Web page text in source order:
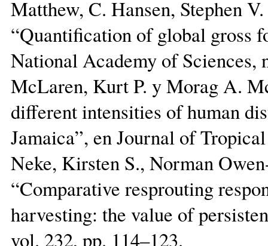
Matthew, C. Hansen, Stephen
“Quantification of global gross
National Academy of Sciences,
McLaren, Kurt P. y Morag A.
different intensities of human
Jamaica”, en Journal of
Neke, Kirsten S., Norman
“Comparative resprouting
harvesting: the value of
vol. 232, pp. 114–123.